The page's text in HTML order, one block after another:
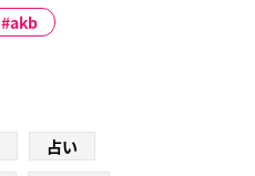
akb
占い